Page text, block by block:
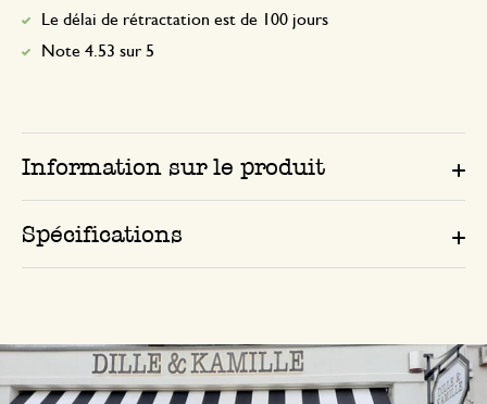
Le délai de rétractation est de 100 jours
Note 4.53 sur 5
Information sur le produit
Spécifications